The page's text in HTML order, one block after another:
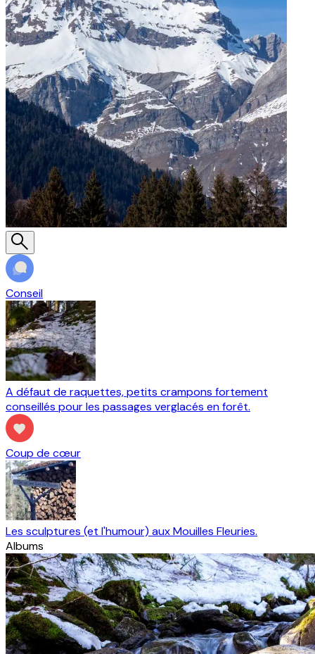
Conseil
A défaut de raquettes, petits crampons fortement
conseillés pour les passages verglacés en forêt.
Coup de cœur
Les sculptures (et l'humour) aux Mouilles Fleuries.
Albums